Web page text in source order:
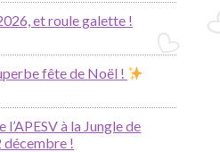
et roule galette !
fête de Noël !
à la Jungle de
décembre !